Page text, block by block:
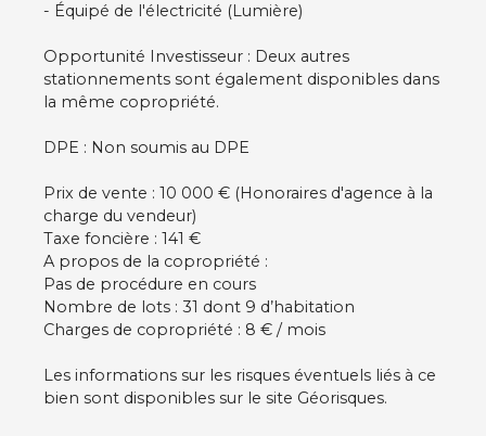
- Équipé de l'électricité (Lumière)
Opportunité Investisseur : Deux autres
stationnements sont également disponibles dans
la même copropriété.
DPE : Non soumis au DPE
Prix de vente : 10 000 € (Honoraires d'agence à la
charge du vendeur)
Taxe foncière : 141 €
A propos de la copropriété :
Pas de procédure en cours
Nombre de lots : 31 dont 9 d’habitation
Charges de copropriété : 8 € / mois
Les informations sur les risques éventuels liés à ce
bien sont disponibles sur le site Géorisques.